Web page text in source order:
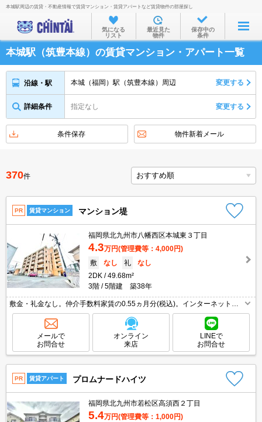
お部屋を探す
沿線・駅から
住所から
家賃相場から
物件特集から
不動産会社から
TOP
本城駅周辺の賃貸・不動産情報で賃貸マンション・賃貸アパートなど賃貸物件の部屋探し
気になる
リスト
最近見た
物件
保存中の
条件
本城駅（筑豊本線）の賃貸マンション・アパート一覧
沿線・駅 本城（福岡）駅（筑豊本線）周辺 変更する
詳細条件 指定なし 変更する
条件保存 物件新着メール
370件
PR 賃貸マンション マンション堤
福岡県北九州市八幡西区本城東３丁目
4.3万円(管理費等：4,000円)
敷
なし 礼
なし
2DK
49.68m²
3階
5階建 築38年
敷金・礼金なし。仲介手数料家賃の0.55ヵ月分(税込)。インターネット無
料。ペット飼育の場合、敷金1ヵ月分増。都市ガス使用。保証会社加入要
(月額総支払額の50%、10,000円/年)。
メールで
お問合せ
オンライン
来店
LINEで
お問合せ
PR 賃貸アパート プロムナードハイツ
福岡県北九州市若松区高須西２丁目
5.4万円(管理費等：1,000円)